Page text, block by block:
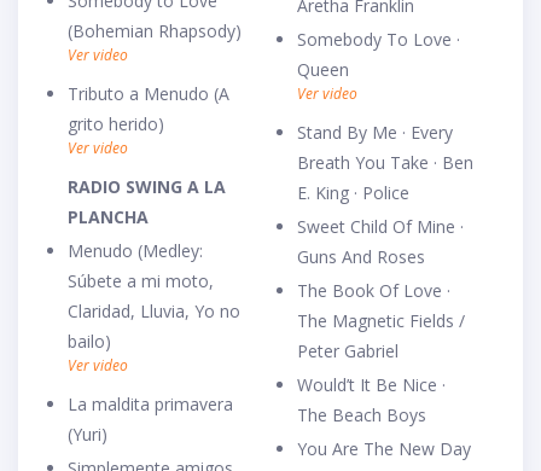
(Bohemian Rhapsody)
Ver video
Tributo a Menudo (A
grito herido)
Ver video
RADIO SWING A LA
PLANCHA
Menudo (Medley:
Súbete a mi moto,
Claridad, Lluvia, Yo no
bailo)
Ver video
La maldita primavera
(Yuri)
Aretha Franklin
Somebody To Love ·
Queen
Ver video
Stand By Me · Every
Breath You Take · Ben
E. King · Police
Sweet Child Of Mine ·
Guns And Roses
The Book Of Love ·
The Magnetic Fields /
Peter Gabriel
Would’t It Be Nice ·
The Beach Boys
You Are The New Day